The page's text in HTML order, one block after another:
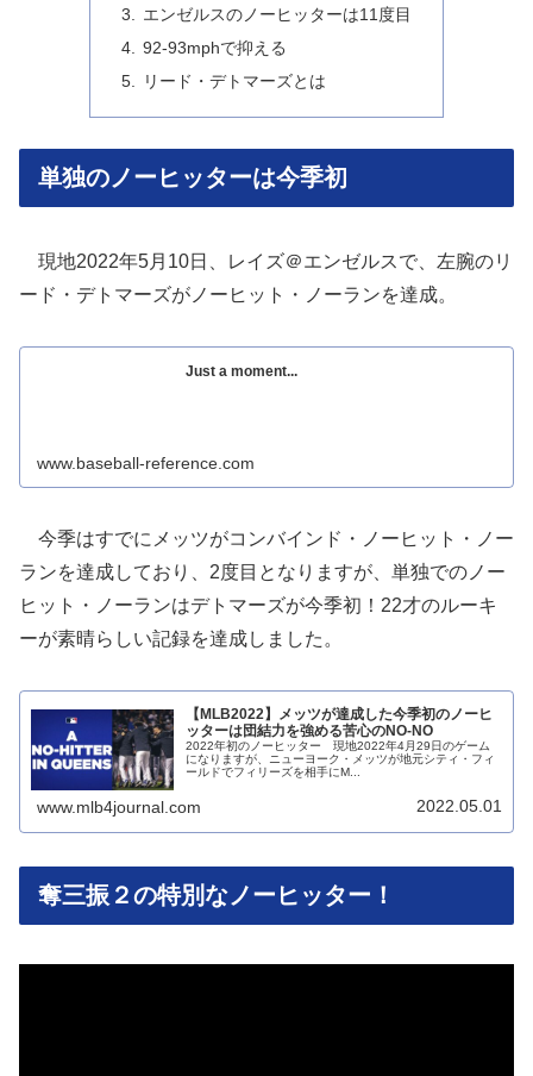
エンゼルスのノーヒッターは11度目
92-93mphで抑える
リード・デトマーズとは
単独のノーヒッターは今季初
現地2022年5月10日、レイズ＠エンゼルスで、左腕のリ
ード・デトマーズがノーヒット・ノーランを達成。
Just a moment...
www.baseball-reference.com
今季はすでにメッツがコンバインド・ノーヒット・ノー
ランを達成しており、2度目となりますが、単独でのノー
ヒット・ノーランはデトマーズが今季初！22才のルーキ
ーが素晴らしい記録を達成しました。
【MLB2022】メッツが達成した今季初のノーヒ
ッターは団結力を強める苦心のNO-NO
2022年初のノーヒッター 現地2022年4月29日のゲーム
になりますが、ニューヨーク・メッツが地元シティ・フィ
ールドでフィリーズを相手にM...
www.mlb4journal.com 2022.05.01
奪三振２の特別なノーヒッター！